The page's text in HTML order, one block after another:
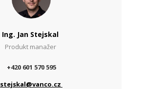
8
8
Ing. Jan Stejskal
Produkt manažer
+420 601 570 595
stejskal@vanco.cz